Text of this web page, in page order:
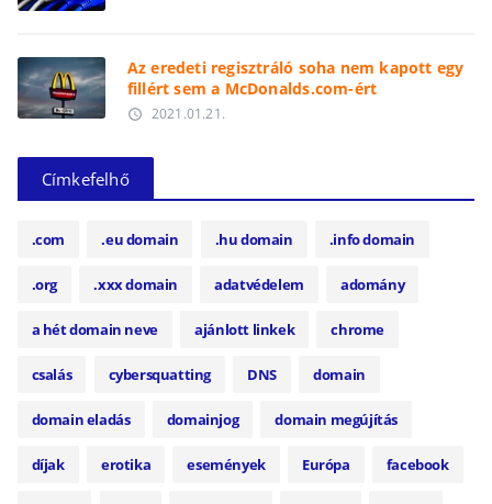
Az eredeti regisztráló soha nem kapott egy
fillért sem a McDonalds.com-ért
access_time 2021.01.21.
Címkefelhő
.com .eu domain .hu domain .info domain
.org .xxx domain adatvédelem adomány
a hét domain neve ajánlott linkek chrome
csalás cybersquatting DNS domain
domain eladás domainjog domain megújítás
díjak erotika események Európa facebook